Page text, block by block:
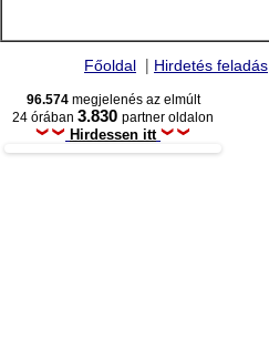
Főoldal | Hirdetés feladás
96.574megjelenés az elmúlt
24 órában 3.830 partner oldalon
Hirdessen itt